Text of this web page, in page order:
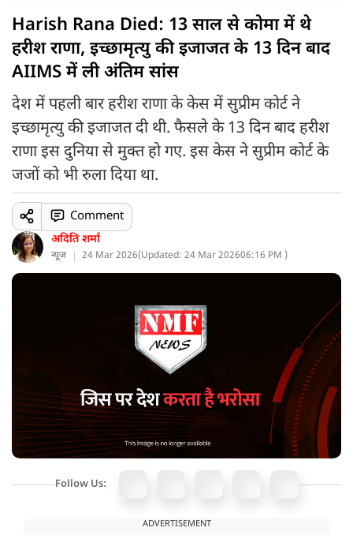
Harish Rana Died: 13 साल से कोमा में थे
हरीश राणा, इच्छामृत्यु की इजाजत के 13 दिन बाद
AIIMS में ली अंतिम सांस
देश में पहली बार हरीश राणा के केस में सुप्रीम कोर्ट ने
इच्छामृत्यु की इजाजत दी थी. फैसले के 13 दिन बाद हरीश
राणा इस दुनिया से मुक्त हो गए. इस केस ने सुप्रीम कोर्ट के
जजों को भी रुला दिया था.
अदिति शर्मा
न्यूज 24 Mar 2026(Updated: 24 Mar 202606:16 PM )
Comment
Follow Us:
ADVERTISEMENT